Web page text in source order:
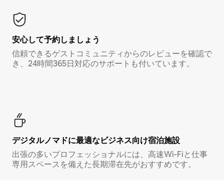
安心して予約しましょう
信頼できるゲストコミュニティからのレビューを確認で
き、24時間365日対応のサポートも付いています。
デジタルノマド⁠に最⁠適⁠なビ⁠ジ⁠ネ⁠ス⁠向⁠け宿⁠泊⁠施⁠設
出張の多いプロフェッショナルには、高速Wi-Fiと仕事
専用スペースを備えた長期滞在先がおすすめです。